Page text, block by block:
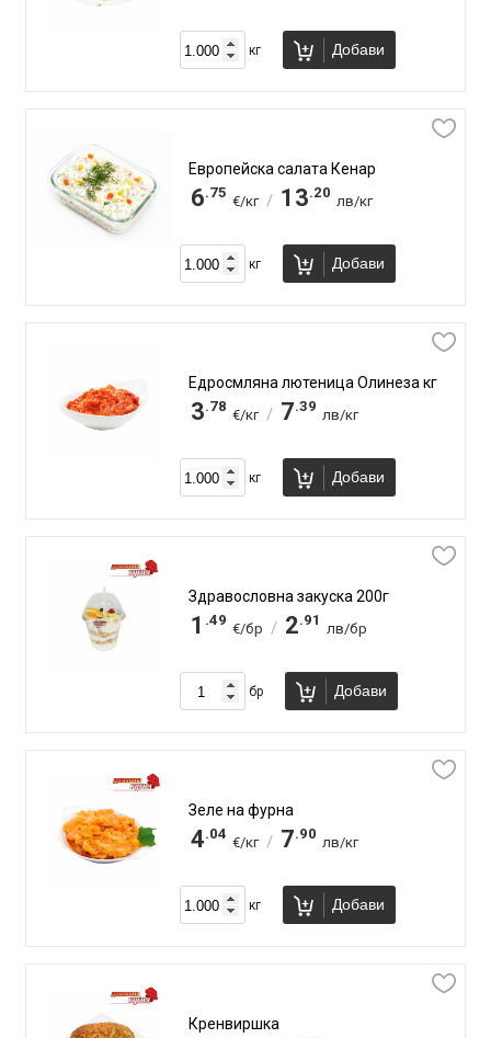
кг Добави
Европейска салата Кенар
6.75
€/кг / 13.20
лв/кг
кг Добави
Едросмляна лютеница Олинеза кг
3.78
€/кг / 7.39
лв/кг
кг Добави
Здравословна закуска 200г
1 .49
€/бр / 2.91
лв/бр
бр Добави
Зеле на фурна
4.04
€/кг / 7.90
лв/кг
кг Добави
Кренвиршка